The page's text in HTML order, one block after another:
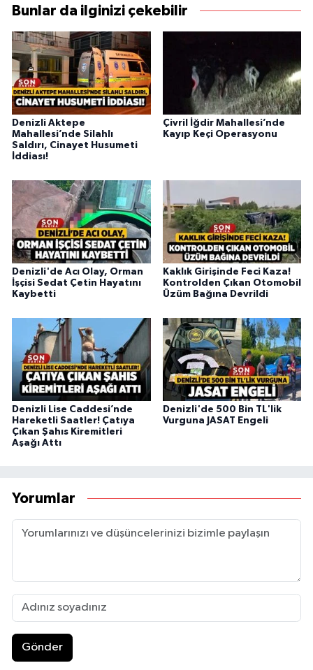
Bunlar da ilginizi çekebilir
Denizli Aktepe
Mahallesi’nde Silahlı
Saldırı, Cinayet Husumeti
İddiası!
Çivril İğdir Mahallesi’nde
Kayıp Keçi Operasyonu
Denizli'de Acı Olay, Orman
İşçisi Sedat Çetin Hayatını
Kaybetti
Kaklık Girişinde Feci Kaza!
Kontrolden Çıkan Otomobil
Üzüm Bağına Devrildi
Denizli Lise Caddesi’nde
Hareketli Saatler! Çatıya
Çıkan Şahıs Kiremitleri
Aşağı Attı
Denizli'de 500 Bin TL'lik
Vurguna JASAT Engeli
Yorumlar
Gönder